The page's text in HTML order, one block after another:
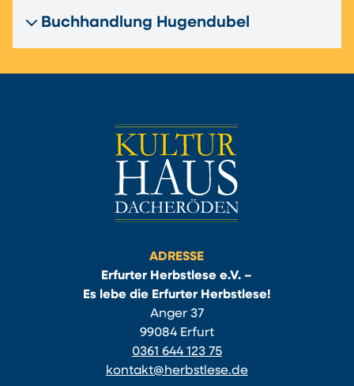
Buchhandlung Hugendubel
ADRESSE
Erfurter Herbstlese e.V. –
Es lebe die Erfurter Herbstlese!
Anger 37
99084 Erfurt
0361 644 123 75
kontakt@herbstlese.de